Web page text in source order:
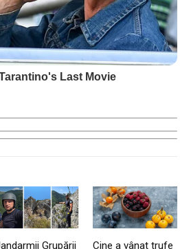
Grupării
Cine a vânat trufe